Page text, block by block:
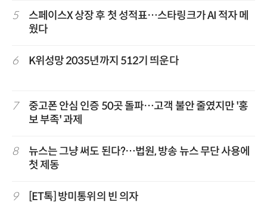
5
스페이스X 상장 후 첫 성적표…스타링크가 AI 적자 메
웠다
6 K위성망 2035년까지 512기 띄운다
7
중고폰 안심 인증 50곳 돌파…고객 불안 줄였지만 '홍
보 부족' 과제
8
뉴스는 그냥 써도 된다?…법원, 방송 뉴스 무단 사용에
첫 제동
9 [ET톡] 방미통위의 빈 의자